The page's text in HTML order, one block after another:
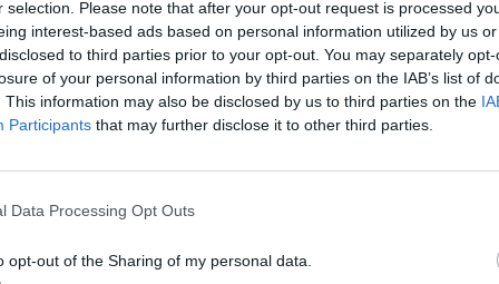
selection. Please note that after your opt-out request is processed
interest-based ads based on personal information utilized by us
to third parties prior to your opt-out. You may separately
of your personal information by third parties on the IAB’s list of
This information may also be disclosed by us to third parties on the
Participants that may further disclose it to other third parties.
Data Processing Opt Outs
opt-out of the Sharing of my personal data.
Αριστοτέλους μέχρι την οδό
Γ΄ Σεπτεμβρίου μέχρι την οδό
Ερμού μέχρι την οδό Εγνατία.
Ζωγράφου μέχρι την οδό